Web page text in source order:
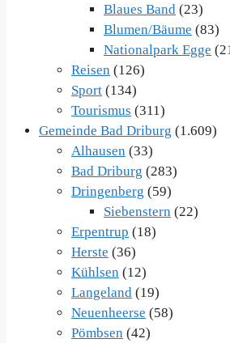
Blaues Band (23)
Blumen/Bäume (83)
Nationalpark Egge
Reisen (126)
Sport (134)
Tourismus (311)
Gemeinde Bad Driburg (1.609)
Alhausen (33)
Bad Driburg (283)
Dringenberg (59)
Siebenstern (22)
Erpentrup (18)
Herste (36)
Kühlsen (12)
Langeland (19)
Neuenheerse (58)
Pömbsen (42)